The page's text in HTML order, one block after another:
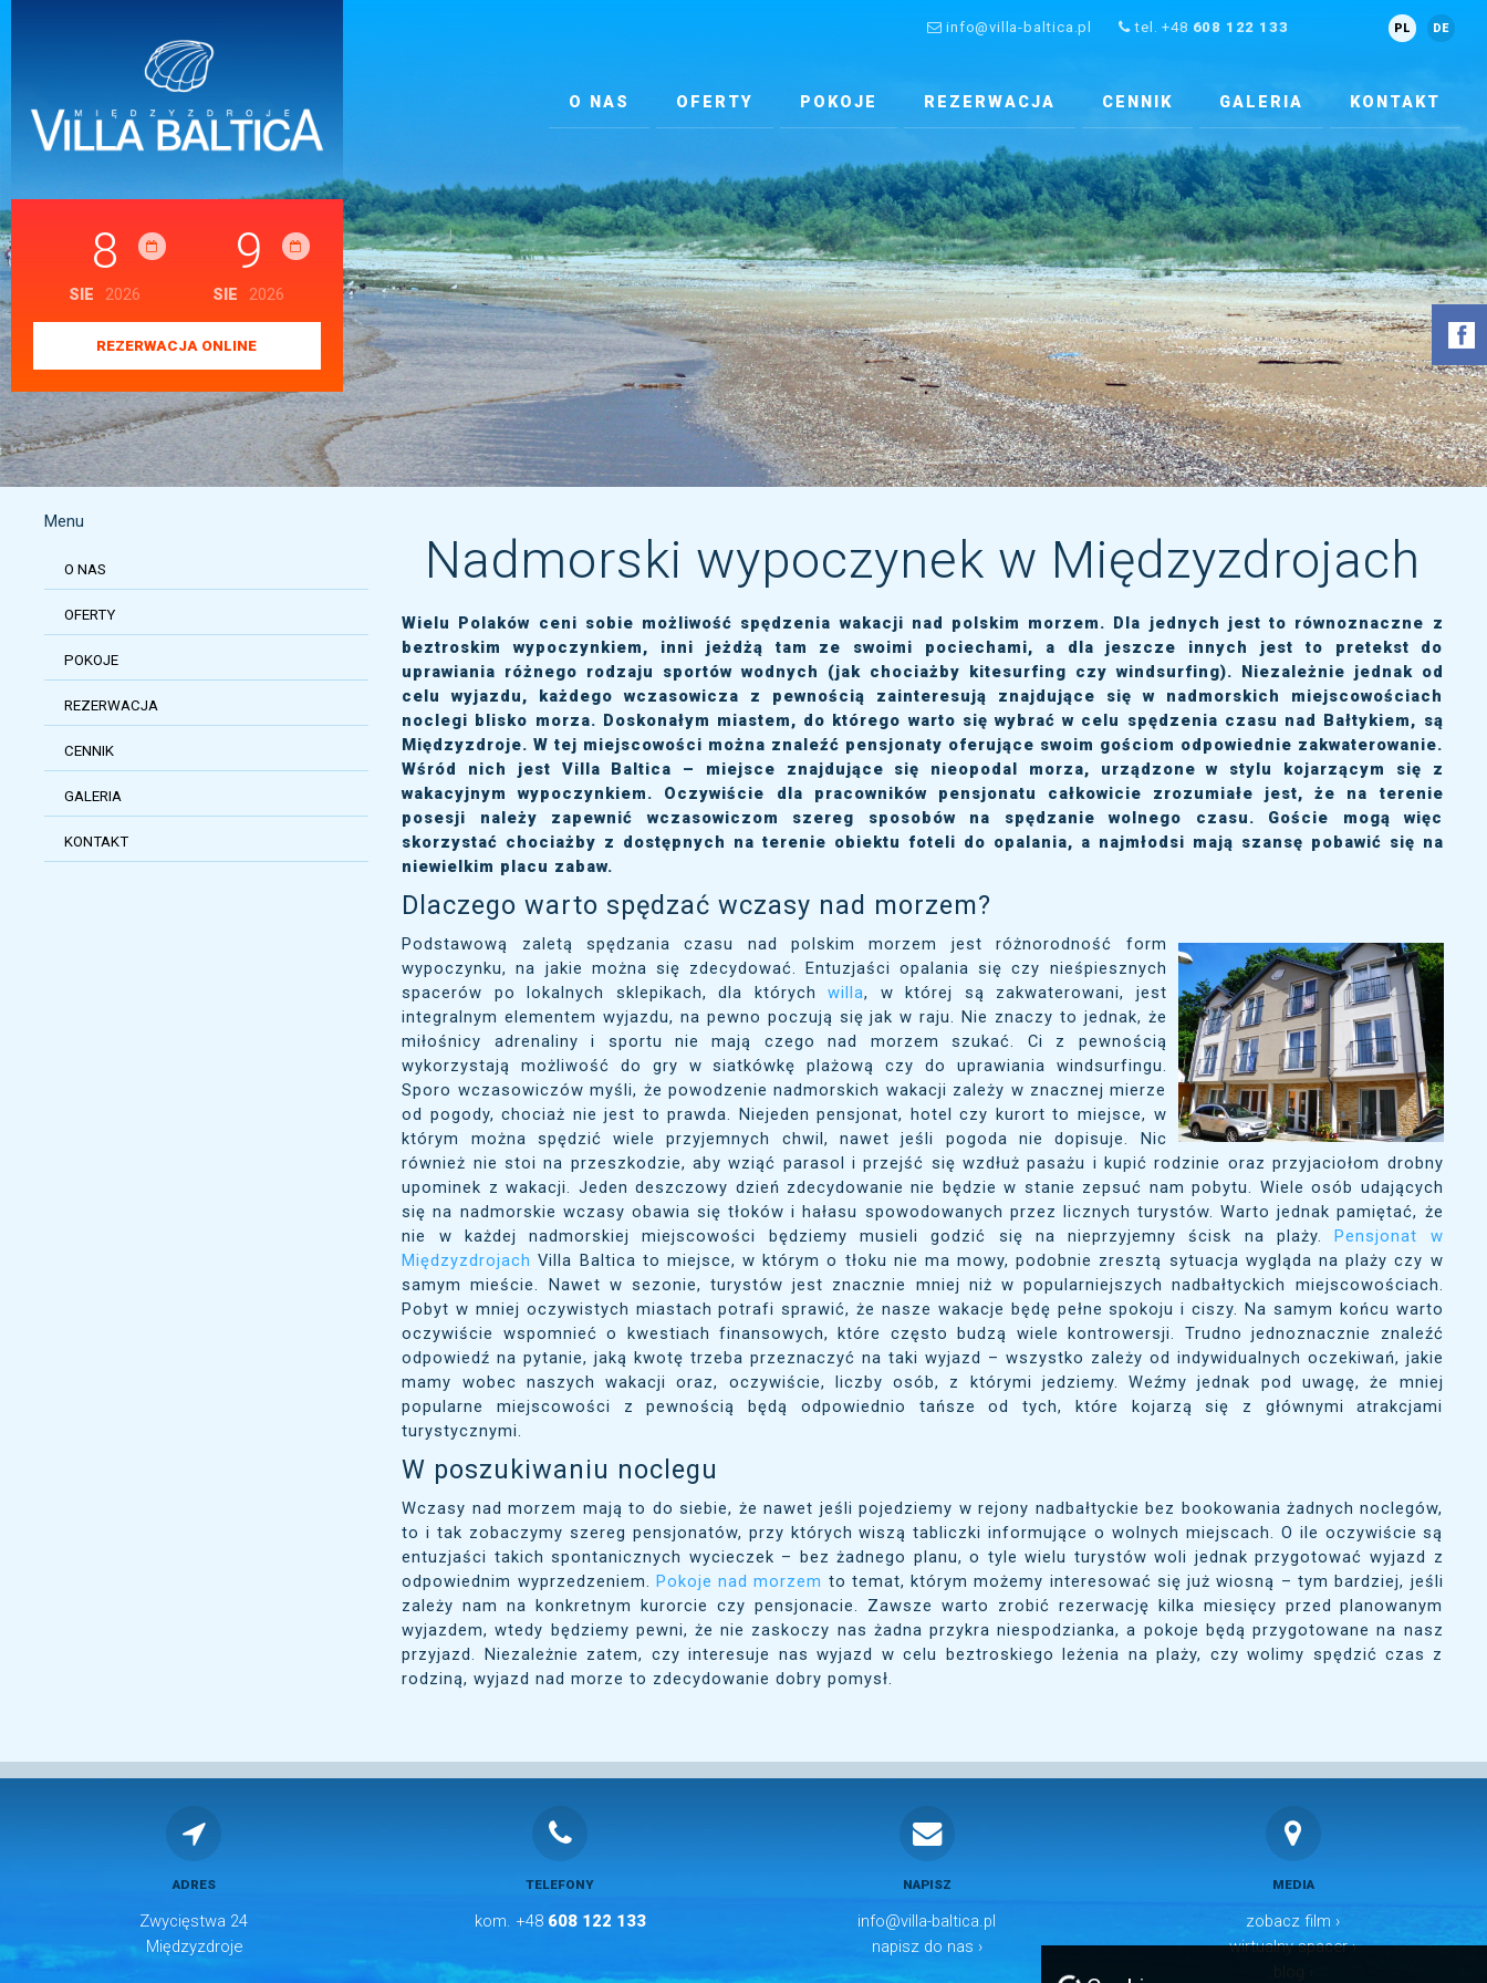
info@villa-baltica.pl tel. +48 608 122 133 PL DE
O NAS OFERTY POKOJE REZERWACJA CENNIK GALERIA KONTAKT
8
SIE 2026
9
SIE 2026
REZERWACJA ONLINE
Menu
O NAS
OFERTY
POKOJE
REZERWACJA
CENNIK
GALERIA
KONTAKT
Nadmorski wypoczynek w Międzyzdrojach
Wielu Polaków ceni sobie możliwość spędzenia wakacji nad polskim morzem. Dla jednych jest to równoznaczne z
beztroskim wypoczynkiem, inni jeżdżą tam ze swoimi pociechami, a dla jeszcze innych jest to pretekst do
uprawiania różnego rodzaju sportów wodnych (jak chociażby kitesurfing czy windsurfing). Niezależnie jednak od
celu wyjazdu, każdego wczasowicza z pewnością zainteresują znajdujące się w nadmorskich miejscowościach
noclegi blisko morza. Doskonałym miastem, do którego warto się wybrać w celu spędzenia czasu nad Bałtykiem, są
Międzyzdroje. W tej miejscowości można znaleźć pensjonaty oferujące swoim gościom odpowiednie zakwaterowanie.
Wśród nich jest Villa Baltica – miejsce znajdujące się nieopodal morza, urządzone w stylu kojarzącym się z
wakacyjnym wypoczynkiem. Oczywiście dla pracowników pensjonatu całkowicie zrozumiałe jest, że na terenie
posesji należy zapewnić wczasowiczom szereg sposobów na spędzanie wolnego czasu. Goście mogą więc
skorzystać chociażby z dostępnych na terenie obiektu foteli do opalania, a najmłodsi mają szansę pobawić się na
niewielkim placu zabaw.
Dlaczego warto spędzać wczasy nad morzem?
Podstawową zaletą spędzania czasu nad polskim morzem jest różnorodność form
wypoczynku, na jakie można się zdecydować. Entuzjaści opalania się czy nieśpiesznych
spacerów po lokalnych sklepikach, dla którychwilla, w której są zakwaterowani, jest
integralnym elementem wyjazdu, na pewno poczują się jak w raju. Nie znaczy to jednak, że
miłośnicy adrenaliny i sportu nie mają czego nad morzem szukać. Ci z pewnością
wykorzystają możliwość do gry w siatkówkę plażową czy do uprawiania windsurfingu.
Sporo wczasowiczów myśli, że powodzenie nadmorskich wakacji zależy w znacznej mierze
od pogody, chociaż nie jest to prawda. Niejeden pensjonat, hotel czy kurort to miejsce, w
którym można spędzić wiele przyjemnych chwil, nawet jeśli pogoda nie dopisuje. Nic
również nie stoi na przeszkodzie, aby wziąć parasol i przejść się wzdłuż pasażu i kupić rodzinie oraz przyjaciołom drobny
upominek z wakacji. Jeden deszczowy dzień zdecydowanie nie będzie w stanie zepsuć nam pobytu. Wiele osób udających
się na nadmorskie wczasy obawia się tłoków i hałasu spowodowanych przez licznych turystów. Warto jednak pamiętać, że
nie w każdej nadmorskiej miejscowości będziemy musieli godzić się na nieprzyjemny ścisk na plaży.Pensjonat w
Międzyzdrojach Villa Baltica to miejsce, w którym o tłoku nie ma mowy, podobnie zresztą sytuacja wygląda na plaży czy w
samym mieście. Nawet w sezonie, turystów jest znacznie mniej niż w popularniejszych nadbałtyckich miejscowościach.
Pobyt w mniej oczywistych miastach potrafi sprawić, że nasze wakacje będę pełne spokoju i ciszy. Na samym końcu warto
oczywiście wspomnieć o kwestiach finansowych, które często budzą wiele kontrowersji. Trudno jednoznacznie znaleźć
odpowiedź na pytanie, jaką kwotę trzeba przeznaczyć na taki wyjazd – wszystko zależy od indywidualnych oczekiwań, jakie
mamy wobec naszych wakacji oraz, oczywiście, liczby osób, z którymi jedziemy. Weźmy jednak pod uwagę, że mniej
popularne miejscowości z pewnością będą odpowiednio tańsze od tych, które kojarzą się z głównymi atrakcjami
turystycznymi.
W poszukiwaniu noclegu
Wczasy nad morzem mają to do siebie, że nawet jeśli pojedziemy w rejony nadbałtyckie bez bookowania żadnych noclegów,
to i tak zobaczymy szereg pensjonatów, przy których wiszą tabliczki informujące o wolnych miejscach. O ile oczywiście są
entuzjaści takich spontanicznych wycieczek – bez żadnego planu, o tyle wielu turystów woli jednak przygotować wyjazd z
odpowiednim wyprzedzeniem. Pokoje nad morzem to temat, którym możemy interesować się już wiosną – tym bardziej, jeśli
zależy nam na konkretnym kurorcie czy pensjonacie. Zawsze warto zrobić rezerwację kilka miesięcy przed planowanym
wyjazdem, wtedy będziemy pewni, że nie zaskoczy nas żadna przykra niespodzianka, a pokoje będą przygotowane na nasz
przyjazd. Niezależnie zatem, czy interesuje nas wyjazd w celu beztroskiego leżenia na plaży, czy wolimy spędzić czas z
rodziną, wyjazd nad morze to zdecydowanie dobry pomysł.
ADRES
Zwycięstwa 24
Międzyzdroje
TELEFONY
kom. +48 608 122 133
NAPISZ
info@villa-baltica.pl
napisz do nas ›
MEDIA
zobacz film ›
wirtualny spacer ›
blog ›